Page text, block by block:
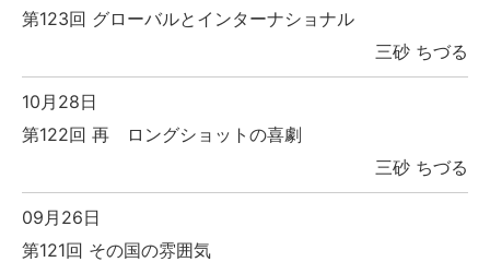
第123回 グローバルとインターナショナル
三砂 ちづる
10月28日
第122回 再 ロングショットの喜劇
三砂 ちづる
09月26日
第121回 その国の雰囲気